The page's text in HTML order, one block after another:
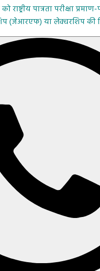
को राष्ट्रीय पात्रता
(जेआरएफ) या लेक्चरशिप की